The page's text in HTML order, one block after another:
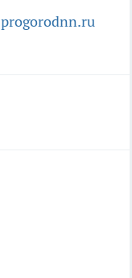
progorodnn.ru